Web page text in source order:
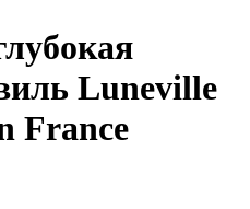
Luneville
France